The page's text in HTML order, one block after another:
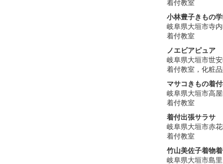
着付教室
小林豊子きもの
岐阜県大垣市寺
着付教室
ノエビアピュア
岐阜県大垣市世
着付教室，化粧
マサコきもの着
岐阜県大垣市高
着付教室
着付出張サラサ
岐阜県大垣市赤
着付教室
竹山美佐子着物
岐阜県大垣市島